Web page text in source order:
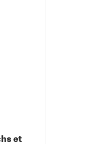
et